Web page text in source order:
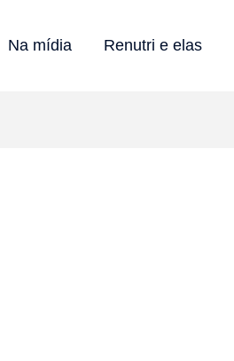
Na mídia Renutri e elas